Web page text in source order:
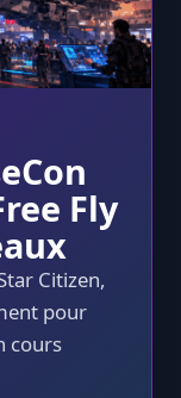
Fly
Citizen,
pour
cours